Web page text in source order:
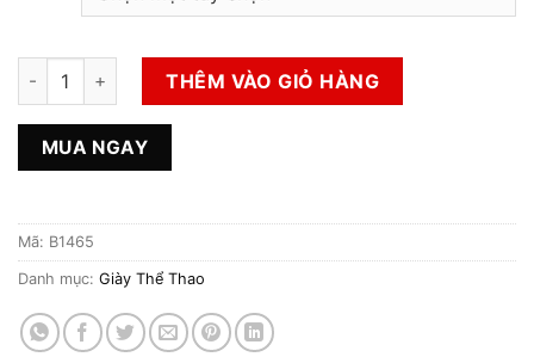
Giày 2hand Thể Thao Hiệu Gucci số lượng
THÊM VÀO GIỎ HÀNG
MUA NGAY
Mã: B1465
Danh mục: Giày Thể Thao